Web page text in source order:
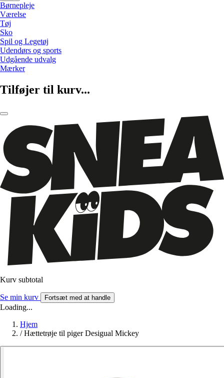
Børnepleje
Værelse
Tøj
Sko
Spil og Legetøj
Udendørs og sports
Udgående udvalg
Mærker
Tilføjer til kurv...
Kurv subtotal
Se min kurv Fortsæt med at handle
Loading...
Hjem
/ Hættetrøje til piger Desigual Mickey